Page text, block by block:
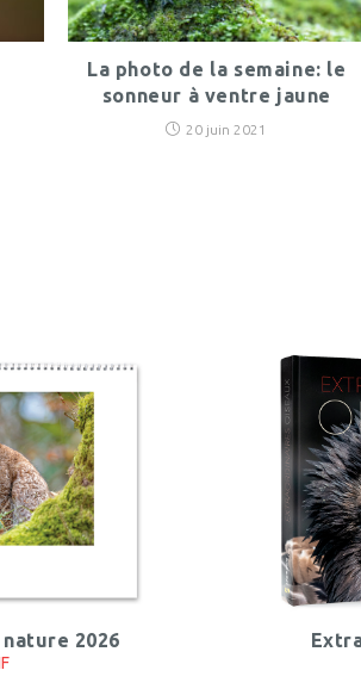
La photo de la semaine: le
sonneur à ventre jaune
20 juin 2021
2026